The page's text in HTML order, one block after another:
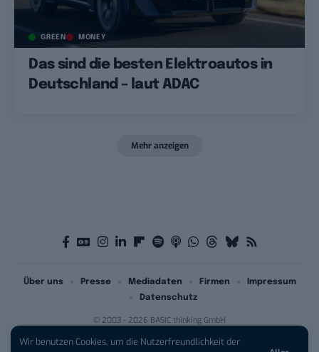
Wir benutzen Cookies, um die Nutzerfreundlichkeit der
GREEN MONEY
Das sind die besten Elektroautos in
Deutschland – laut ADAC
Mehr anzeigen
© 2003 - 2026 BASIC thinking GmbH
Über uns Presse Mediadaten Firmen
Impressum
Datenschutz